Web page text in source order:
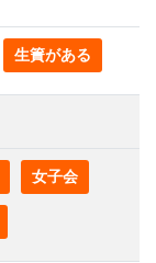
生簀がある
女子会